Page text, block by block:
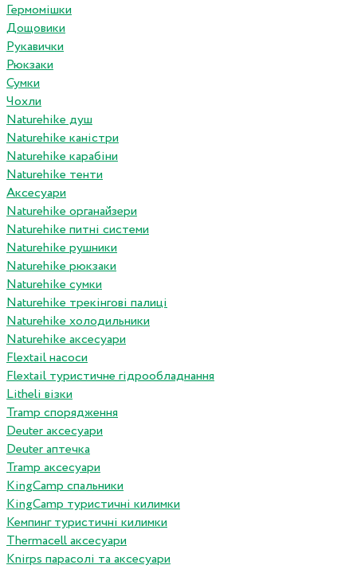
Гермомішки
Дощовики
Рукавички
Рюкзаки
Сумки
Чохли
Naturehike душ
Naturehike каністри
Naturehike карабіни
Naturehike тенти
Аксесуари
Naturehike органайзери
Naturehike питні системи
Naturehike рушники
Naturehike рюкзаки
Naturehike сумки
Naturehike трекінгові палиці
Naturehike холодильники
Naturehike аксесуари
Flextail насоси
Flextail туристичне гідрообладнання
Litheli візки
Tramp спорядження
Deuter аксесуари
Deuter аптечка
Tramp аксесуари
KingCamp спальники
KingCamp туристичні килимки
Кемпинг туристичні килимки
Thermacell аксесуари
Knirps парасолі та аксесуари